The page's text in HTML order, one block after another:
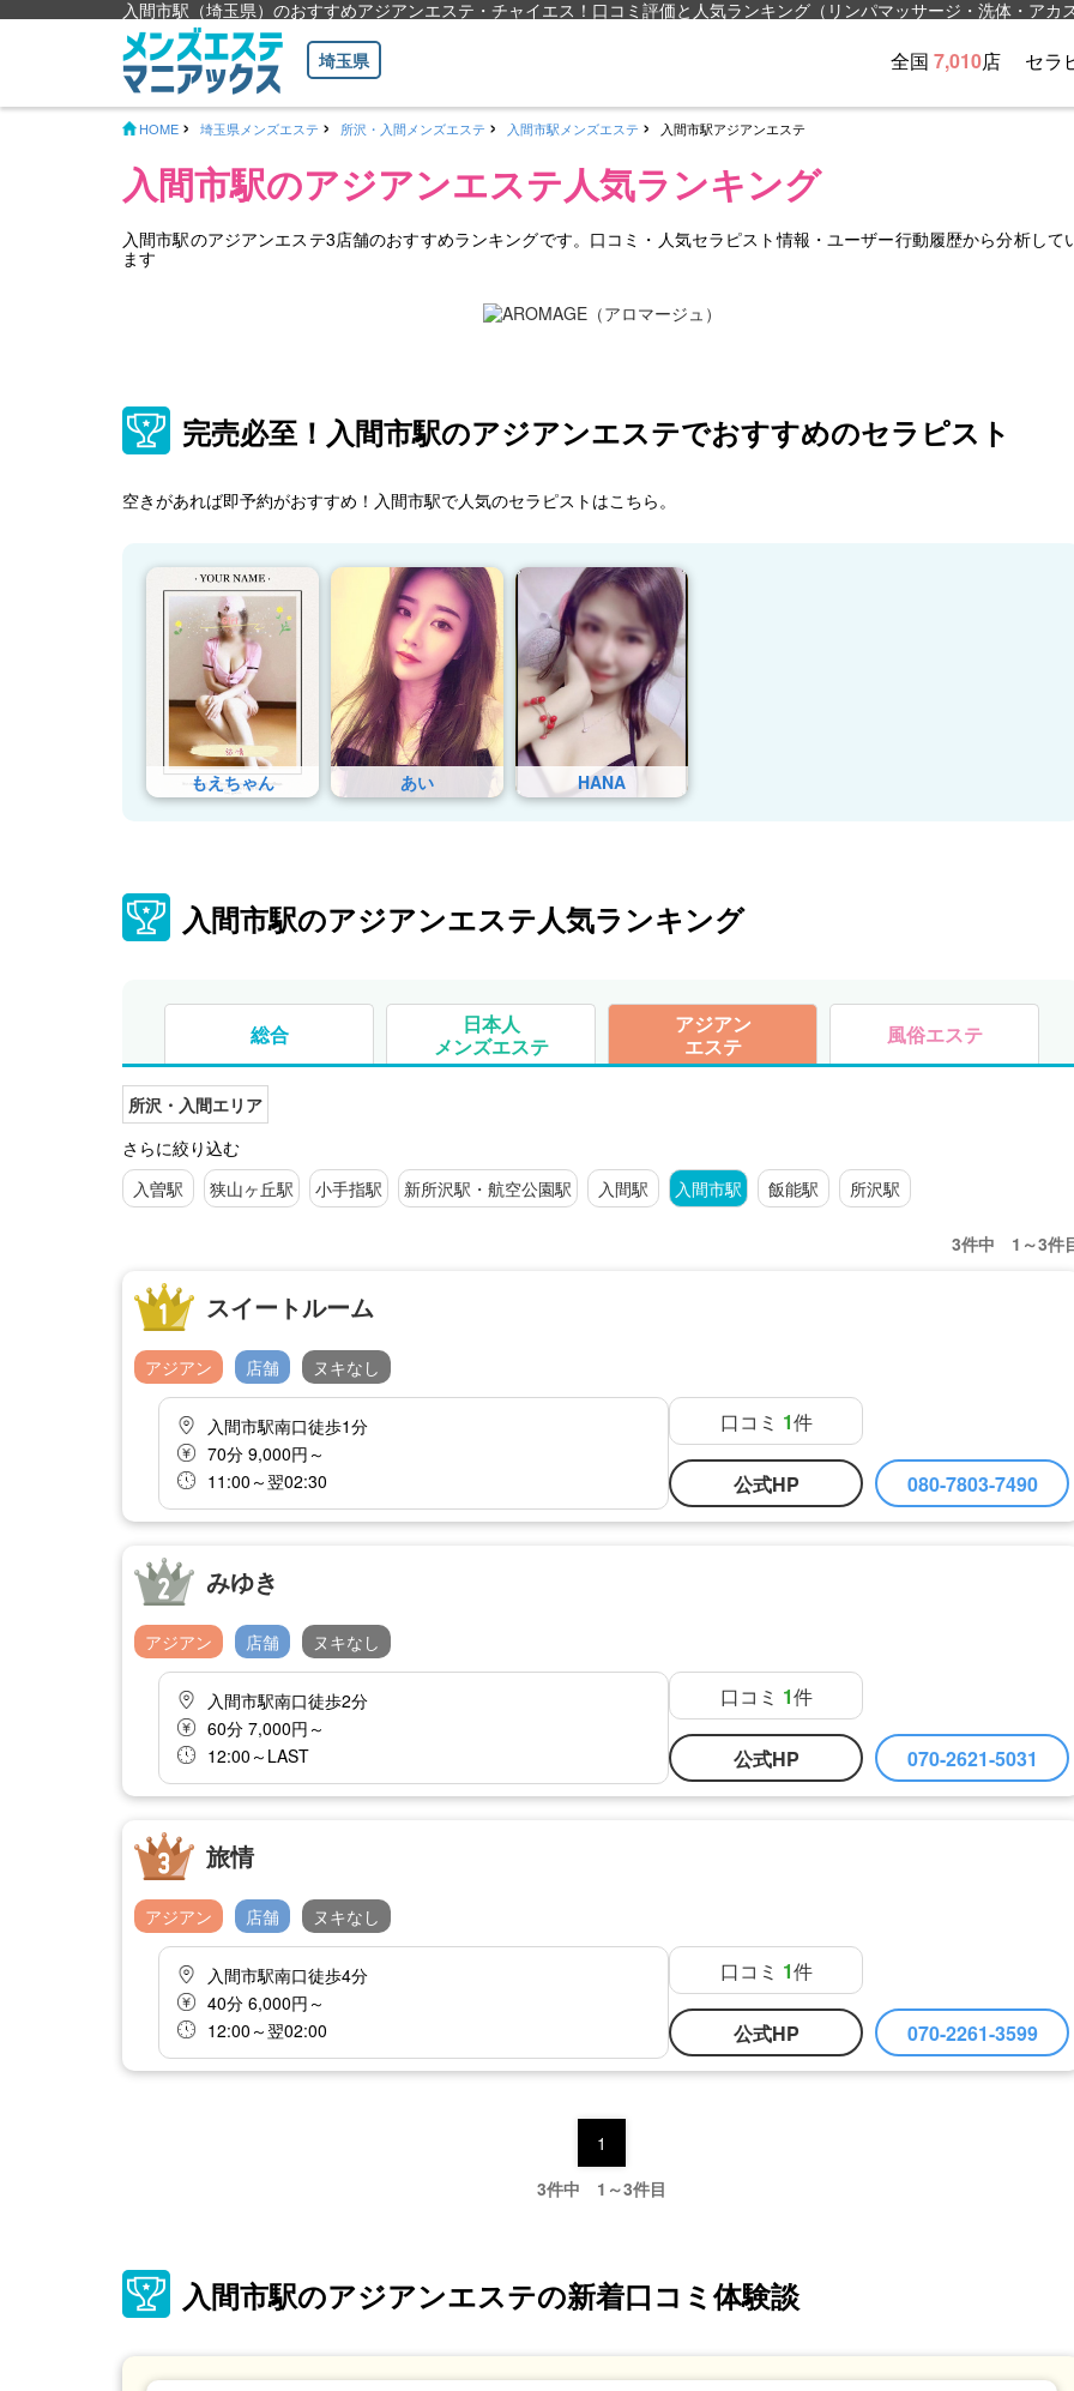
入間市駅（埼玉県）のおすすめアジアンエステ・チャイエス！口コミ評価と人気ランキング（リンパマッサージ・洗体・アカ
埼玉県 全国 7,010店 セラ
HOME 埼玉県メンズエステ 所沢・入間メンズエステ 入間市駅メンズエステ 入間市駅アジアンエステ
入間市駅のアジアンエステ人気ランキング
入間市駅のアジアンエステ3店舗のおすすめランキングです。口コミ・人気セラピスト情報・ユーザー行動履歴から分析して
ます
完売必至！入間市駅のアジアンエステでおすすめのセラピスト
空きがあれば即予約がおすすめ！入間市駅で人気のセラピストはこちら。
もえちゃん あい HANA
入間市駅のアジアンエステ人気ランキング
総合
日本人
メンズエステ
アジアン
エステ
風俗エステ
所沢・入間エリア
さらに絞り込む
入曽駅
狭山ヶ丘駅 小手指駅 新所沢駅・航空公園駅 入間駅 入間市駅 飯能駅 所沢駅
3件中 1～3件
スイートルーム
アジアン 店舗 ヌキなし
入間市駅南口徒歩1分
70分 9,000円～
11:00～翌02:30
口コミ 1件
公式HP 080-7803-7490
みゆき
アジアン 店舗 ヌキなし
入間市駅南口徒歩2分
60分 7,000円～
12:00～LAST
口コミ 1件
公式HP 070-2621-5031
旅情
アジアン 店舗 ヌキなし
入間市駅南口徒歩4分
40分 6,000円～
12:00～翌02:00
口コミ 1件
公式HP 070-2261-3599
1
3件中 1～3件目
入間市駅のアジアンエステの新着口コミ体験談